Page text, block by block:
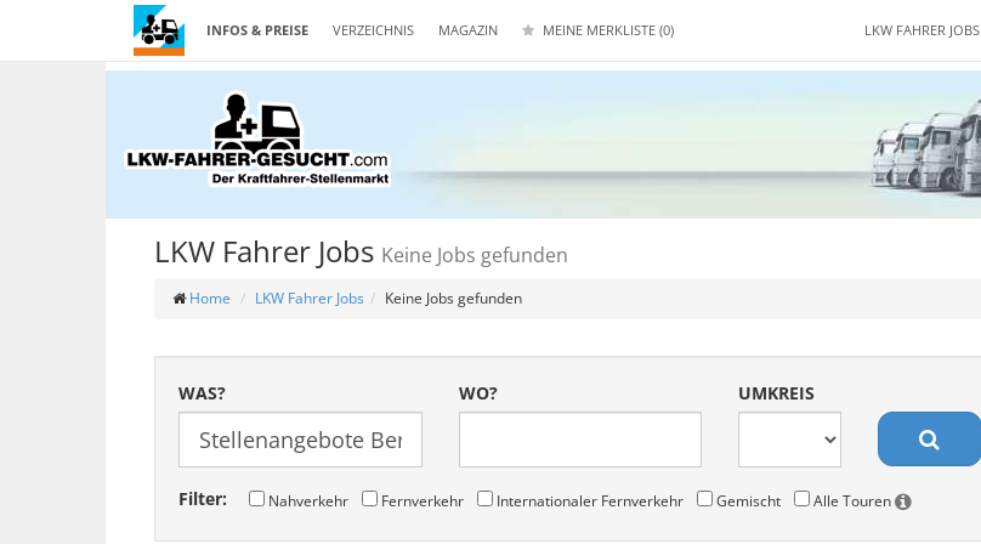
INFOS & PREISE VERZEICHNIS MAGAZIN MEINE MERKLISTE (0) LKW FAHRER JOBS
LKW Fahrer Jobs Keine Jobs gefunden
Home LKW Fahrer Jobs Keine Jobs gefunden
WAS? WO? UMKREIS
Filter: Nahverkehr Fernverkehr Internationaler Fernverkehr Gemischt Alle Touren